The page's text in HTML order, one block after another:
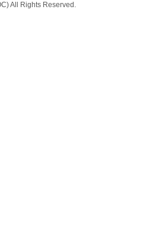
All Rights Reserved.